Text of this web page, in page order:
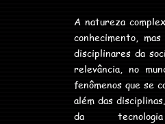
A natureza
conhecimento,
disciplinares da
relevância, no
fenômenos que se
além das
da